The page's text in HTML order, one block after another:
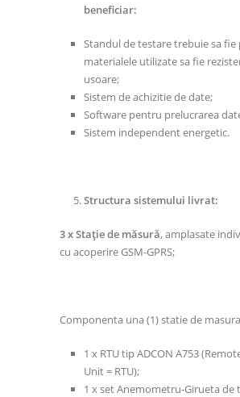
beneficiar:
Standul de testare trebuie sa
materialele utilizate sa fie
usoare;
Sistem de achizitie de date;
Software pentru prelucrarea
Sistem independent energetic.
Structura sistemului livrat:
3 x Staţie de măsură, amplasate
cu acoperire GSM-GPRS;
Componenta una (1) statie de
1 x RTU tip ADCON A753
Unit = RTU);
1 x set Anemometru-Girueta de